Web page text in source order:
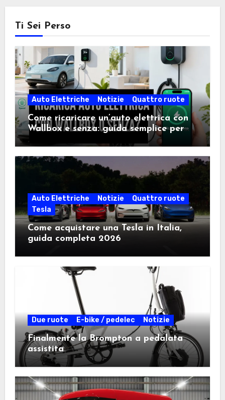
Ti Sei Perso
Auto Elettriche Notizie Quattro ruote
Come ricaricare un’auto elettrica con
Wallbox e senza: guida semplice per
scegliere la soluzione giusta
Auto Elettriche Notizie
Quattro ruote
Tesla
Come acquistare una Tesla in Italia,
guida completa 2026
Due ruote E-bike / pedelec Notizie
Finalmente la Brompton a pedalata
assistita